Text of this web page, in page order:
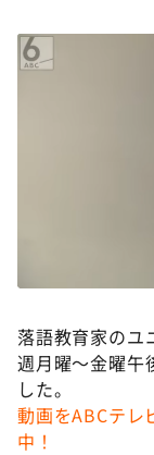
落語教育家のユ
週月曜〜金曜午
した。
動画をABCテレ
中！